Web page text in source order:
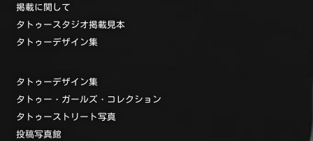
掲載に関して
タトゥースタジオ掲載見本
タトゥーデザイン集
タトゥーデザイン集
タトゥー・ガールズ・コレクション
タトゥーストリート写真
投稿写真館